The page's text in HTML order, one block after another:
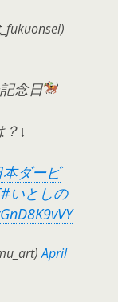
念日
↓
ダービ
#いとしの
April